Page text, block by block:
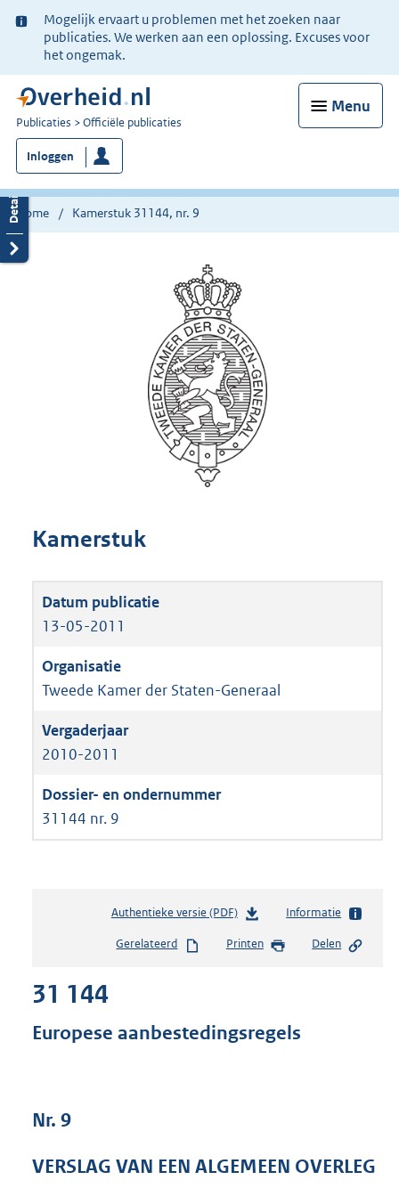
Ter
informatie:
Mogelijk ervaart u problemen met het zoeken naar
publicaties. We werken aan een oplossing. Excuses voor
het ongemak.
Menu
U
bent
nu
hier:
Publicaties Officiële publicaties
Inloggen
Home Kamerstuk 31144, nr. 9
Kamerstuk
13-05-2011
Tweede Kamer der Staten-Generaal
2010-2011
31144 nr. 9
Authentieke versie (PDF)b
s
s
e
Informatie
Gerelateerd Printen Delen
31 144
Europese aanbestedingsregels
Nr. 9
VERSLAG VAN EEN ALGEMEEN OVERLEG